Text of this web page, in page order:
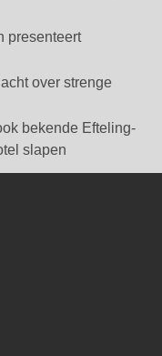
presenteert
over strenge
bekende Efteling-
slapen